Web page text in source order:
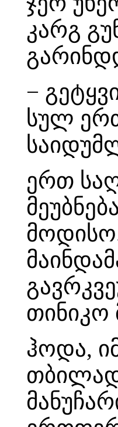
კარგ
−
სულ
ერთ
თინიკო
ჰოდა,
თბილად